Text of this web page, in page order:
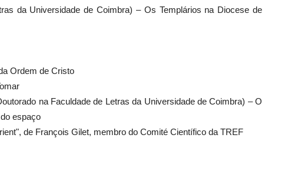
da Universidade de Coimbra) – Os Templários na Diocese de
Ordem de Cristo
na Faculdade de Letras da Universidade de Coimbra) – O
espaço
de François Gilet, membro do Comité Científico da TREF